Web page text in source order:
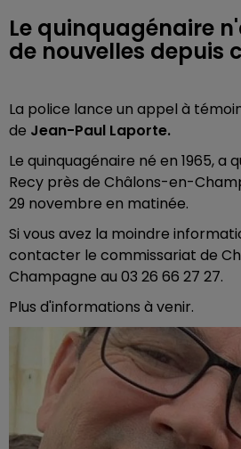
Le quinquagénaire
de nouvelles depuis
La police lance un appel à
de Jean-Paul Laporte.
Le quinquagénaire né en 1965, a
Recy près de Châlons-en-
29 novembre en matinée.
Si vous avez la moindre
contacter le commissariat de
Champagne au 03 26 66 27 27.
Plus d'informations à venir.